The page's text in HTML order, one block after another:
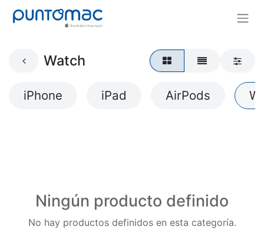
Watch
iPhone iPad AirPods
Ningún producto definido
No hay productos definidos en esta categoría.